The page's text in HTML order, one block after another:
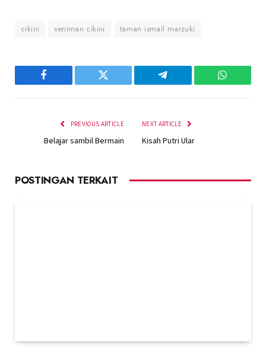
cikini seniman cikini taman ismail marzuki
Facebook Twitter Telegram
PREVIOUS ARTICLE
Belajar sambil Bermain
NEXT ARTICLE
Kisah Putri Ular
POSTINGAN TERKAIT